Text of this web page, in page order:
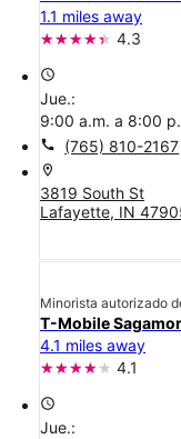
1.1 miles away
4.3
access_time
Jue.:
9:00 a.m. a 8:00
call (765) 810-2167
location_on
3819 South St
Lafayette, IN
Minorista autorizado
T-Mobile
4.1 miles away
4.1
access_time
Jue.: